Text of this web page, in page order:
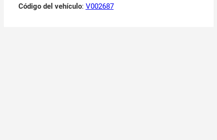
Código del vehículo: V002687